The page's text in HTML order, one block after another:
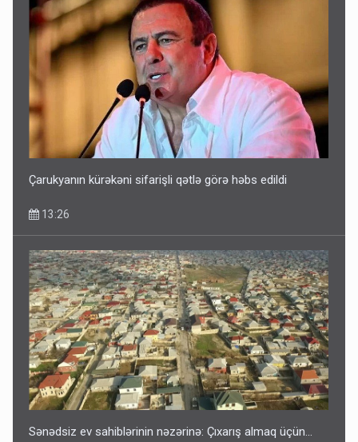
Çarukyanın kürəkəni sifarişli qətlə görə həbs edildi
13:26
Sənədsiz ev sahiblərinin nəzərinə: Çıxarış almaq üçün...